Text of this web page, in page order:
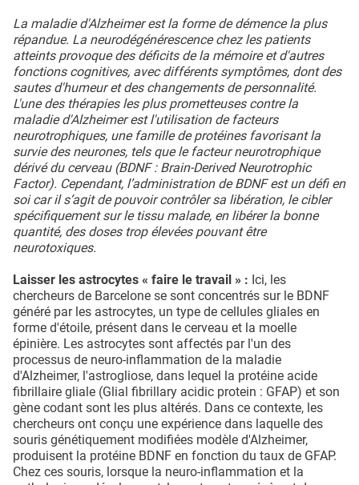
La maladie d'Alzheimer est la forme de démence la plus
répandue. La neurodégénérescence chez les patients
atteints provoque des déficits de la mémoire et d'autres
fonctions cognitives, avec différents symptômes, dont des
sautes d'humeur et des changements de personnalité.
L'une des thérapies les plus prometteuses contre la
maladie d'Alzheimer est l'utilisation de facteurs
neurotrophiques, une famille de protéines favorisant la
survie des neurones, tels que le facteur neurotrophique
dérivé du cerveau (BDNF : Brain-Derived Neurotrophic
Factor). Cependant, l’administration de BDNF est un défi en
soi car il s’agit de pouvoir contrôler sa libération, le cibler
spécifiquement sur le tissu malade, en libérer la bonne
quantité, des doses trop élevées pouvant être
neurotoxiques.
Laisser les astrocytes « faire le travail » : Ici, les
chercheurs de Barcelone se sont concentrés sur le BDNF
généré par les astrocytes, un type de cellules gliales en
forme d'étoile, présent dans le cerveau et la moelle
épinière. Les astrocytes sont affectés par l'un des
processus de neuro-inflammation de la maladie
d'Alzheimer, l'astrogliose, dans lequel la protéine acide
fibrillaire gliale (Glial fibrillary acidic protein : GFAP) et son
gène codant sont les plus altérés. Dans ce contexte, les
chercheurs ont conçu une expérience dans laquelle des
souris génétiquement modifiées modèle d'Alzheimer,
produisent la protéine BDNF en fonction du taux de GFAP.
Chez ces souris, lorsque la neuro-inflammation et la